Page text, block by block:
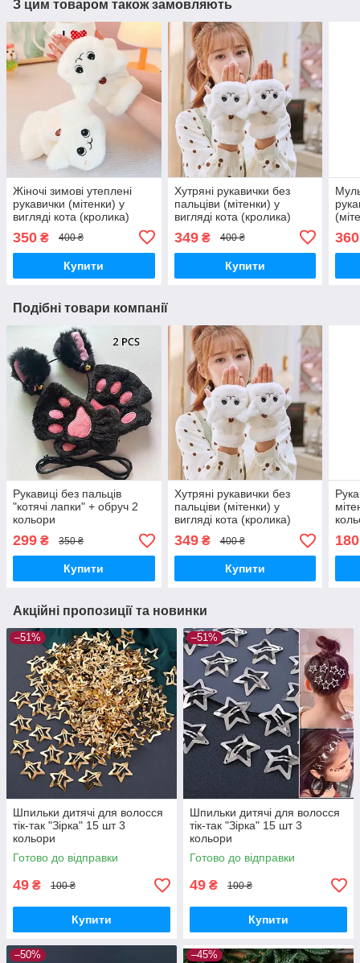
З цим товаром також замовляють
Жіночі зимові утеплені
рукавички (мітенки) у
вигляді кота (кролика)
350 ₴ 400 ₴
Купити
Хутряні рукавички без
пальціви (мітенки) у
вигляді кота (кролика)
349₴ 400 ₴
Купити
360
Подібні товари компанії
Рукавиці без пальців
"котячі лапки" + обруч 2
кольори
299 ₴ 350 ₴
Купити
Хутряні рукавички без
пальціви (мітенки) у
вигляді кота (кролика)
білий
349₴ 400 ₴
Купити
180
Акційні пропозиції та новинки
–51%
Шпильки дитячі для волосся
тік-так "Зірка" 15 шт 3
кольори
Готово до відправки
49 ₴ 100 ₴
Купити
–51%
Шпильки дитячі для волосся
тік-так "Зірка" 15 шт 3
кольори
Готово до відправки
49 ₴ 100 ₴
Купити
–50% –45%